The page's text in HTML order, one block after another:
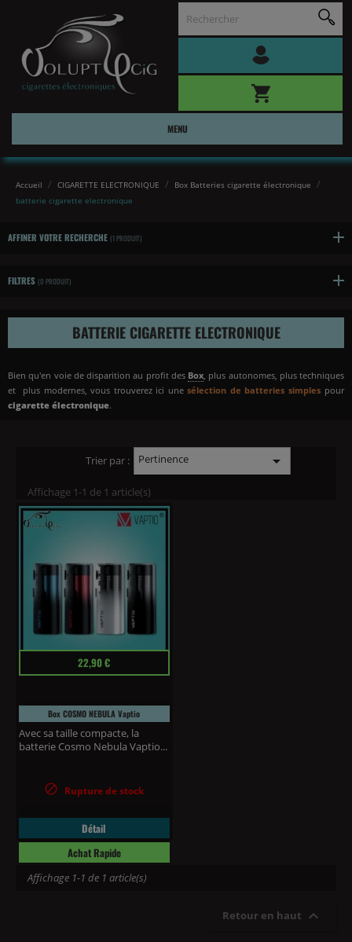
MENU
Accueil CIGARETTE ELECTRONIQUE
Box Batteries cigarette électronique
batterie cigarette electronique
AFFINER VOTRE RECHERCHE (1 PRODUIT)
FILTRES (0 PRODUIT)
BATTERIE CIGARETTE ELECTRONIQUE
Bien qu'en voie de disparition au profit des Box , plus autonomes, plus techniques
et plus modernes, vous trouverez ici une sélection de batteries simples pour
cigarette électronique.
Trier par : Pertinence 
Affichage 1-1 de 1 article(s)
Prix 22,90 €
Box COSMO NEBULA Vaptio
Avec sa taille compacte, la
batterie Cosmo Nebula Vaptio...
Détail
Achat Rapide
 Rupture de stock
Affichage 1-1 de 1 article(s)
Retour en haut 